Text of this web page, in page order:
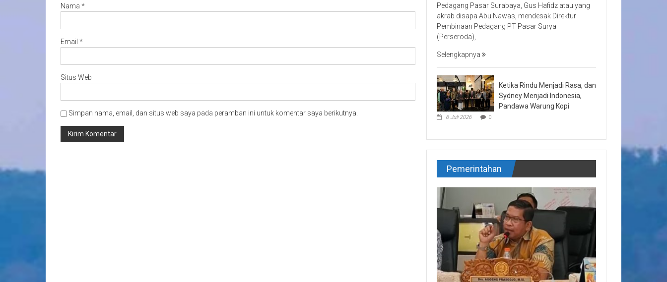
Nama *
Email *
Situs Web
Simpan nama, email, dan situs web saya pada peramban ini untuk komentar saya berikutnya.
Pedagang Pasar Surabaya, Gus Hafidz atau yang
akrab disapa Abu Nawas, mendesak Direktur
Pembinaan Pedagang PT Pasar Surya
(Perseroda),
Selengkapnya
Ketika Rindu Menjadi Rasa, dan
Sydney Menjadi Indonesia,
Pandawa Warung Kopi
6 Juli 2026 0
Pemerintahan